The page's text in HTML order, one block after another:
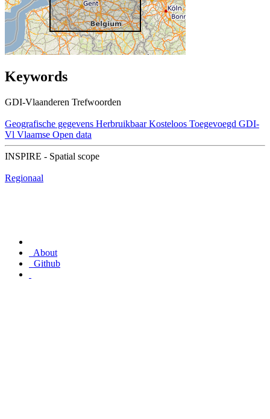
Keywords
GDI-Vlaanderen Trefwoorden
Geografische gegevens Herbruikbaar Kosteloos Toegevoegd GDI-
Vl Vlaamse Open data
INSPIRE - Spatial scope
Regionaal
About
Github